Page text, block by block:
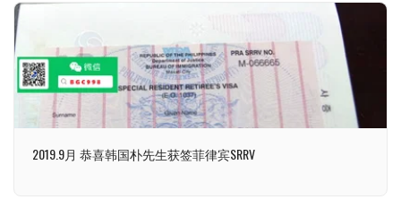
2019.9月 恭喜韩国朴先生获签菲律宾SRRV